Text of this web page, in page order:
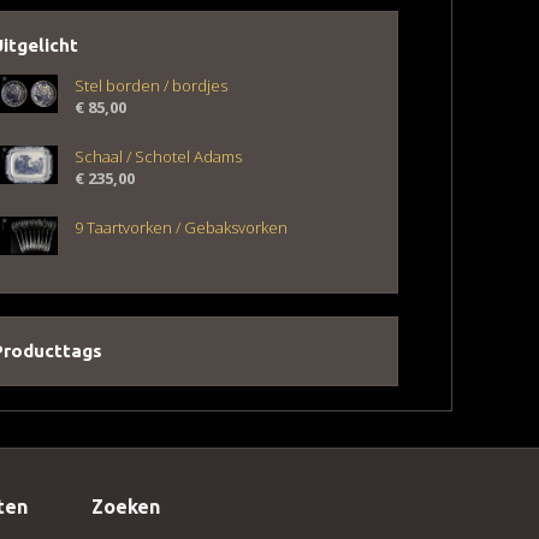
Stel borden / bordjes
€ 85,00
Schaal / Schotel Adams
€ 235,00
9 Taartvorken / Gebaksvorken
Zoeken